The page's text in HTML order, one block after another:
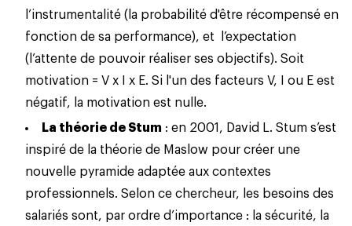
l’instrumentalité (la probabilité d'être récompensé en
fonction de sa performance), et l’expectation
(l’attente de pouvoir réaliser ses objectifs). Soit
motivation = V x I x E. Si l'un des facteurs V, I ou E est
négatif, la motivation est nulle.
La théorie de Stum : en 2001, David L. Stum s’est
inspiré de la théorie de Maslow pour créer une
nouvelle pyramide adaptée aux contextes
professionnels. Selon ce chercheur, les besoins des
salariés sont, par ordre d’importance : la sécurité, la